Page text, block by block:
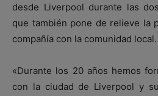
desde Liverpool durante las
que también pone de relieve la
compañía con la comunidad local.
«Durante los 20 años hemos
con la ciudad de Liverpool y